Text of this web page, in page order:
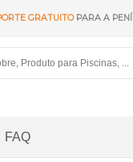
GRATUITOPARA A
FAQ